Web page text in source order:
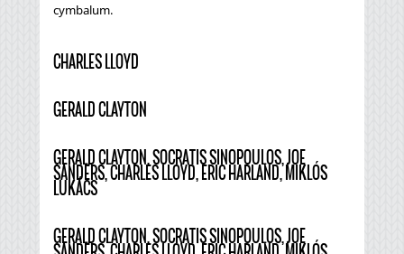
cymbalum.
CHARLES LLOYD
GERALD CLAYTON
GERALD CLAYTON, SOCRATIS SINOPOULOS, JOE
SANDERS, CHARLES LLOYD, ERIC HARLAND, MIKLÓS
LUKÁCS
GERALD CLAYTON, SOCRATIS SINOPOULOS, JOE